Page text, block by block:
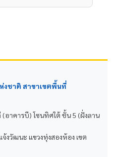
งชาติ สาขาเขตพื้นที่
อาคารบี) โซนทิศใต้ ชั้น 5 (ฝั่งลาน
งวัฒนะ แขวงทุ่งสองห้อง เขต